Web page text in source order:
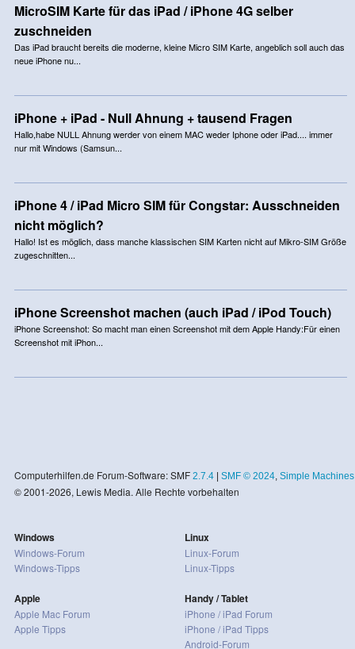
MicroSIM Karte für das iPad / iPhone 4G selber
zuschneiden
Das iPad braucht bereits die moderne, kleine Micro SIM Karte, angeblich soll auch das
neue iPhone nu...
iPhone + iPad - Null Ahnung + tausend Fragen
Hallo,habe NULL Ahnung werder von einem MAC weder Iphone oder iPad.... immer
nur mit Windows (Samsun...
iPhone 4 / iPad Micro SIM für Congstar: Ausschneiden
nicht möglich?
Hallo! Ist es möglich, dass manche klassischen SIM Karten nicht auf Mikro-SIM Größe
zugeschnitten...
iPhone Screenshot machen (auch iPad / iPod Touch)
iPhone Screenshot: So macht man einen Screenshot mit dem Apple Handy:Für einen
Screenshot mit iPhon...
Computerhilfen.de Forum-Software: SMF 2.7.4| SMF © 2024, Simple Machines
© 2001-2026, Lewis Media. Alle Rechte vorbehalten
Windows
Windows-Forum
Windows-Tipps
Apple
Apple Mac Forum
Apple Tipps
Linux
Linux-Forum
Linux-Tipps
Handy / Tablet
iPhone / iPad Forum
iPhone / iPad Tipps
Android-Forum